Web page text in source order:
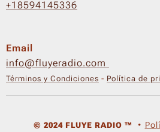
+18594145336
Email
info@fluyeradio.com
Términos y Condiciones - Política de
© 2024 FLUYE RADIO ™